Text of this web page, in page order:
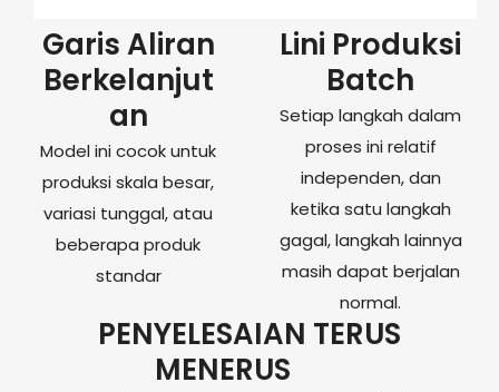
Garis Aliran
Berkelanjut
an
Model ini cocok untuk
produksi skala besar,
variasi tunggal, atau
beberapa produk
standar
Lini Produksi
Batch
Setiap langkah dalam
proses ini relatif
independen, dan
ketika satu langkah
gagal, langkah lainnya
masih dapat berjalan
normal.
PENYELESAIAN TERUS
MENERUS